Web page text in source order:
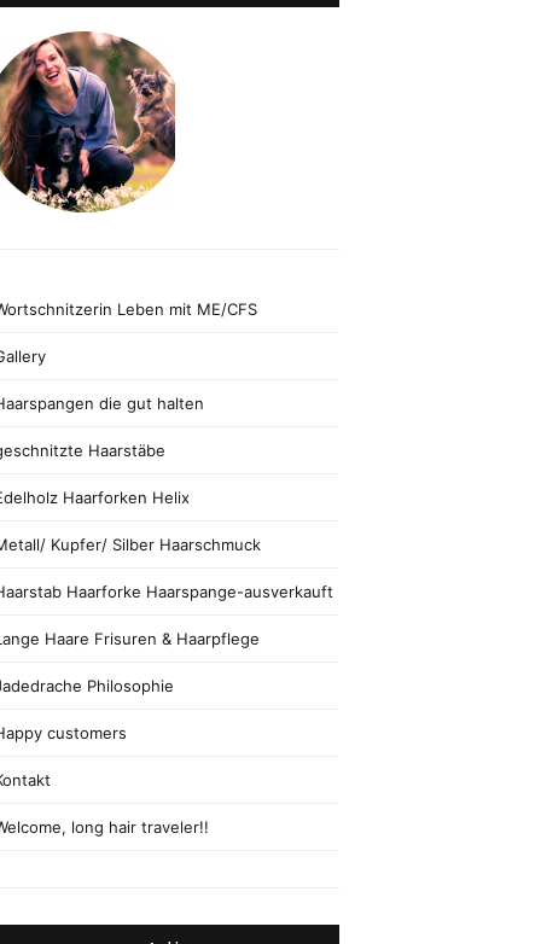
Leben mit ME/CFS
die gut halten
Haarstäbe
Haarforken Helix
Kupfer/ Silber Haarschmuck
Haarforke Haarspange-ausverkauft
Haare Frisuren & Haarpflege
Philosophie
customers
long hair traveler!!